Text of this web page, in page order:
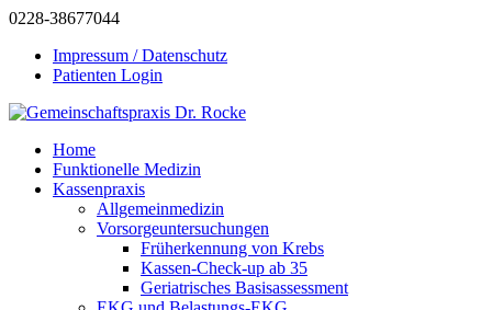
0228-38677044
Impressum / Datenschutz
Patienten Login
Home
Funktionelle Medizin
Kassenpraxis
Allgemeinmedizin
Vorsorgeuntersuchungen
Früherkennung von Krebs
Kassen-Check-up ab 35
Geriatrisches Basisassessment